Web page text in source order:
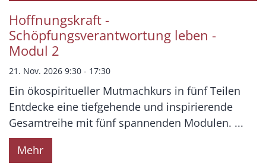
Datum: 21. November 2026
Hoffnungskraft -
Schöpfungsverantwortung leben -
Modul 2
21. Nov. 2026 9:30 - 17:30
Ein ökospiritueller Mutmachkurs in fünf Teilen
Entdecke eine tiefgehende und inspirierende
Gesamtreihe mit fünf spannenden Modulen. ...
Mehr